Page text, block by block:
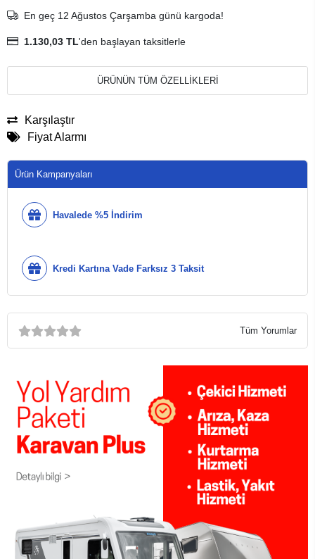
En geç 12 Ağustos Çarşamba günü kargoda!
1.130,03 TL'den başlayan taksitlerle
ÜRÜNÜN TÜM ÖZELLİKLERİ
Karşılaştır
Fiyat Alarmı
Ürün Kampanyaları
Havalede %5 İndirim
Kredi Kartına Vade Farksız 3 Taksit
Tüm Yorumlar